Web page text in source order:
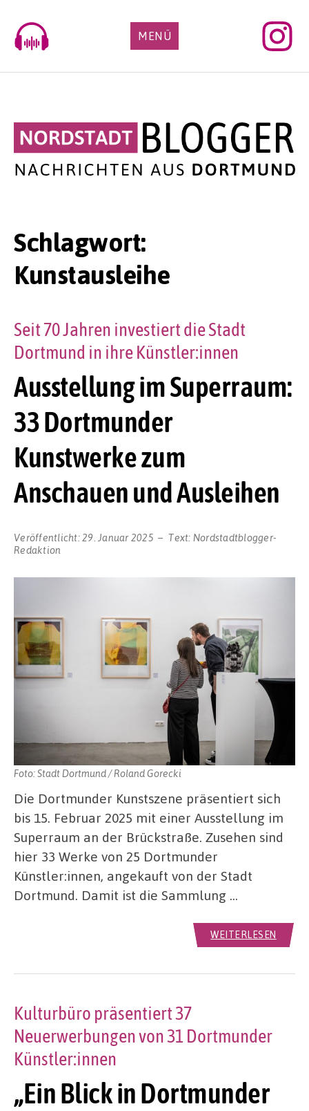
content
MENÜ
Schlagwort:
Kunstausleihe
Ausstellung im Superraum:
33 Dortmunder
Kunstwerke zum
Anschauen und Ausleihen
Seit 70 Jahren investiert die Stadt
Dortmund in ihre Künstler:innen
Veröffentlicht:29. Januar 2025 Text: Nordstadtblogger-
Redaktion
Foto: Stadt Dortmund / Roland Gorecki
Die Dortmunder Kunstszene präsentiert sich
bis 15. Februar 2025 mit einer Ausstellung im
Superraum an der Brückstraße. Zusehen sind
hier 33 Werke von 25 Dortmunder
Künstler:innen, angekauft von der Stadt
Dortmund. Damit ist die Sammlung …
WEITERLESEN
„Ein Blick in Dortmunder
Kulturbüro präsentiert 37
Neuerwerbungen von 31 Dortmunder
Künstler:innen